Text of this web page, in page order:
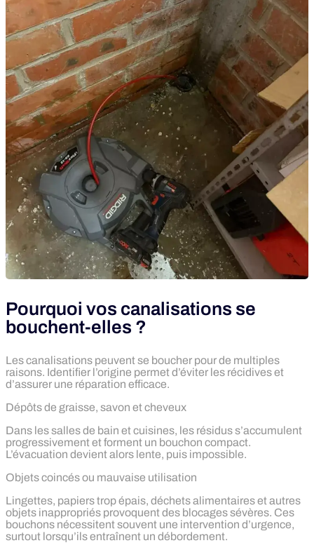
Pourquoi vos canalisations se
bouchent-elles ?
Les canalisations peuvent se boucher pour de multiples
raisons. Identifier l’origine permet d’éviter les récidives et
d’assurer une réparation efficace.
Dépôts de graisse, savon et cheveux
Dans les salles de bain et cuisines, les résidus s’accumulent
progressivement et forment un bouchon compact.
L’évacuation devient alors lente, puis impossible.
Objets coincés ou mauvaise utilisation
Lingettes, papiers trop épais, déchets alimentaires et autres
objets inappropriés provoquent des blocages sévères. Ces
bouchons nécessitent souvent une intervention d’urgence,
surtout lorsqu’ils entraînent un débordement.